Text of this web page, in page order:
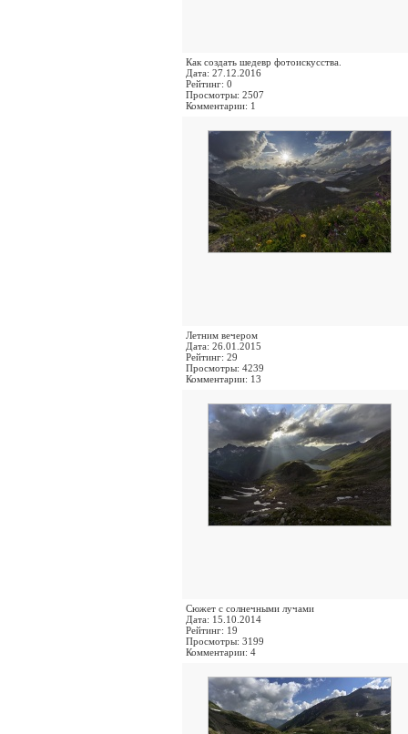
Как создать шедевр фотоискусства.
Дата: 27.12.2016
Рейтинг: 0
Просмотры: 2507
Комментарии: 1
Летним вечером
Дата: 26.01.2015
Рейтинг: 29
Просмотры: 4239
Комментарии: 13
Сюжет с солнечными лучами
Дата: 15.10.2014
Рейтинг: 19
Просмотры: 3199
Комментарии: 4